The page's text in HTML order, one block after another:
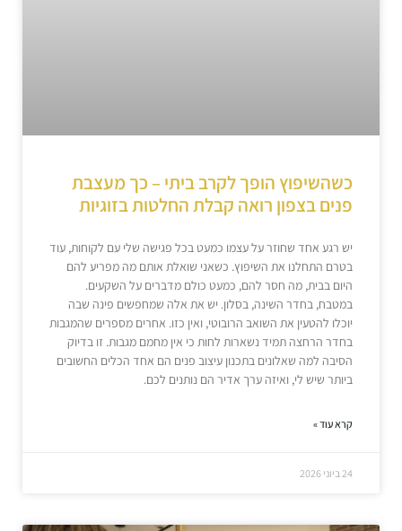
כשהשיפוץ הופך לקרב ביתי – כך מעצבת
פנים בצפון רואה קבלת החלטות בזוגיות
יש רגע אחד שחוזר על עצמו כמעט בכל פגישה שלי עם לקוחות, עוד
בטרם התחלנו את השיפוץ. כשאני שואלת אותם מה מפריע להם
היום בבית, מה חסר להם, כמעט כולם מדברים על השקעים.
במטבח, בחדר השינה, בסלון. יש את אלה שמחפשים פינה שבה
יוכלו להטעין את השואב הרובוטי, ואין כזו. אחרים מספרים שהמגבות
בחדר הרחצה תמיד נשארות לחות כי אין מחמם מגבות. זו בדיוק
הסיבה למה שאלונים בתכנון עיצוב פנים הם אחד הכלים החשובים
ביותר שיש לי, ואיזה ערך אדיר הם נותנים לכם.
קרא עוד »
24 ביוני 2026